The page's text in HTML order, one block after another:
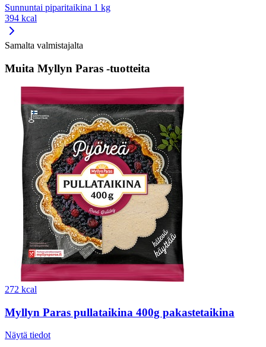
Sunnuntai piparitaikina 1 kg
394 kcal
Samalta valmistajalta
Muita Myllyn Paras -tuotteita
272 kcal
Myllyn Paras pullataikina 400g pakastetaikina
Näytä tiedot